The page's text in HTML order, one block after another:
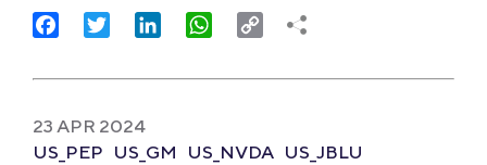
FacebookTwitter LinkedIn WhatsApp
Copy
23 APR 2024
US_PEP US_GM US_NVDA US_JBLU